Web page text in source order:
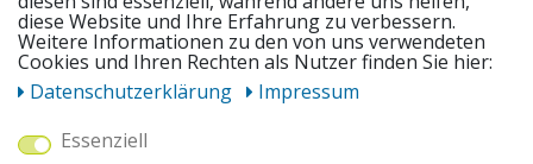
UNSERE ANGEBOTE
diese Website und Ihre Erfahrung zu verbessern.
Weitere Informationen zu den von uns verwendeten
Cookies und Ihren Rechten als Nutzer finden Sie hier:
Daten­schutz­erklärung
Impressum
Essenziell